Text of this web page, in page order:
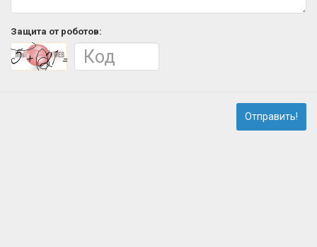
Защита от роботов:
Отправить!